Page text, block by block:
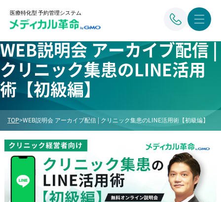
医療特化型 予約管理システム
WEB説明会 アーカイブ配信 |
クリニック集患のLINE活用
術【初級編】
TOP>WEB説明会 アーカイブ配信 | クリニック集患のLINE活用術【初級編】